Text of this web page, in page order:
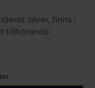
silver, finns i
tillhörande